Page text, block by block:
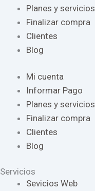
Planes y servicios
Finalizar compra
Clientes
Blog
Mi cuenta
Informar Pago
Planes y servicios
Finalizar compra
Clientes
Blog
Servicios
Sevicios Web